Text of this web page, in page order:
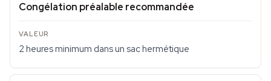
Congélation préalable recommandée
2 heures minimum dans un sac hermétique